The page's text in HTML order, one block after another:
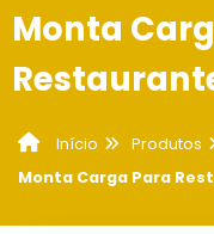
Monta
Início Produtos
Monta Carga Para